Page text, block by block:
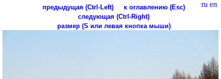
ru en
предыдущая (Ctrl-Left)
к оглавлению (Esc)
следующая (Ctrl-Right)
размер (S или левая кнопка мыши)